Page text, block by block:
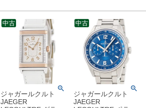
ジャガールクルト
JAEGER
中古
ジャガールクルト
JAEGER
中古